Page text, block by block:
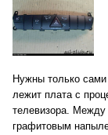
Нужны только сами
лежит плата с
телевизора. Между
графитовым